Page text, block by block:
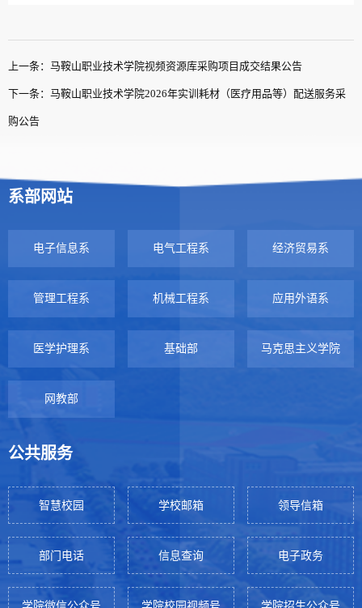
上一条：马鞍山职业技术学院视频资源库采购项目成交结果公告
下一条：马鞍山职业技术学院2026年实训耗材（医疗用品等）配送服务采
购公告
系部网站
电子信息系 电气工程系 经济贸易系
管理工程系 机械工程系 应用外语系
医学护理系 基础部 马克思主义学院
网教部
公共服务
智慧校园 学校邮箱 领导信箱
部门电话 信息查询 电子政务